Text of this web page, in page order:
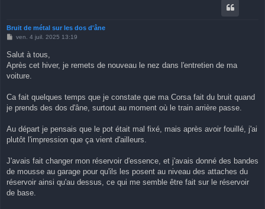
Bruit de métal sur les dos d'âne
M
s
a
g
e
ven. 4 juil. 2025 13:19
Salut à tous,
Après cet hiver, je remets de nouveau le nez dans l'entretien de ma
voiture.
Ca fait quelques temps que je constate que ma Corsa fait du bruit quand
je prends des dos d'âne, surtout au moment où le train arrière passe.
Au départ je pensais que le pot était mal fixé, mais après avoir fouillé, j'ai
plutôt l'impression que ça vient d'ailleurs.
J'avais fait changer mon réservoir d'essence, et j'avais donné des bandes
de mousse au garage pour qu'ils les posent au niveau des attaches du
réservoir ainsi qu'au dessus, ce qui me semble être fait sur le réservoir
de base.